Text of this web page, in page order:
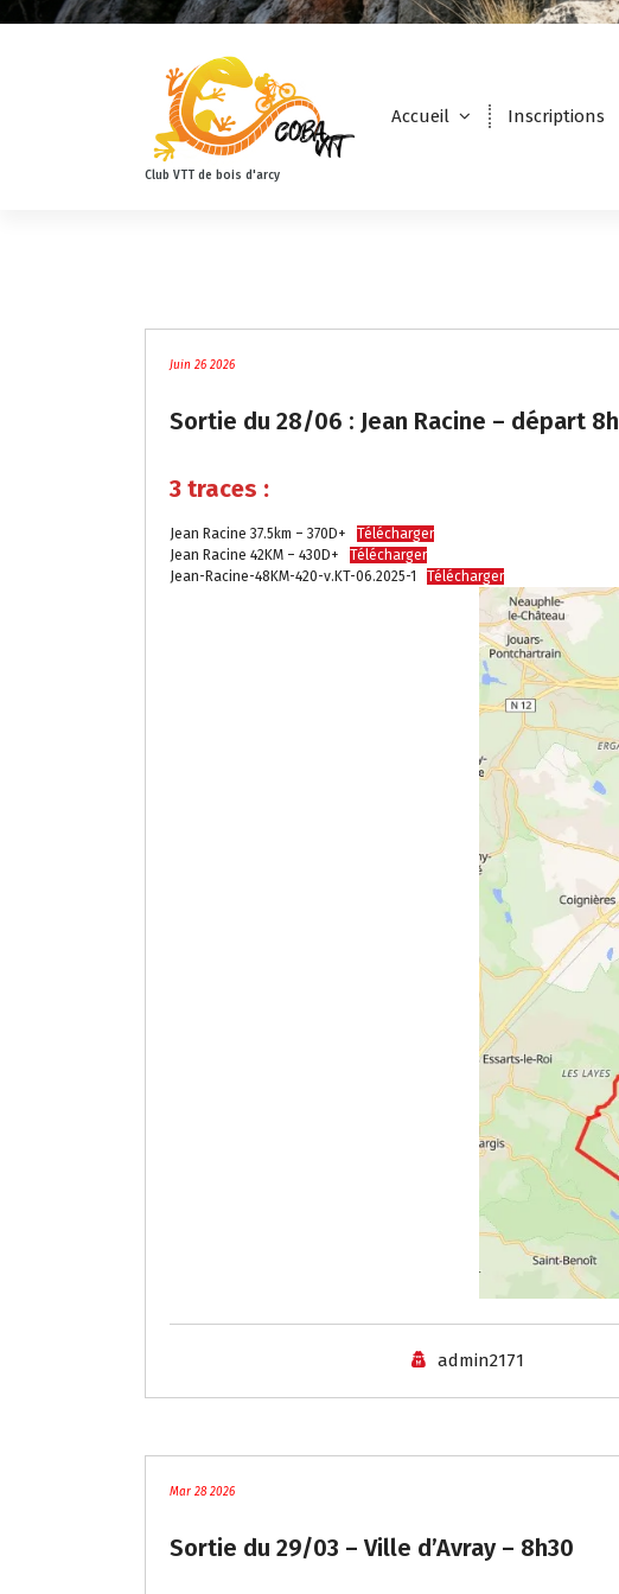
Club VTT de bois d'arcy
Accueil Inscriptions
Juin 26 2026
Sortie du 28/06 : Jean Racine – départ 8h
3 traces :
Jean Racine 37.5km – 370D+
Télécharger
Jean Racine 42KM – 430D+
Télécharger
Jean-Racine-48KM-420-v.KT-06.2025-1
Télécharger
admin2171
Mar 28 2026
Sortie du 29/03 – Ville d’Avray – 8h30